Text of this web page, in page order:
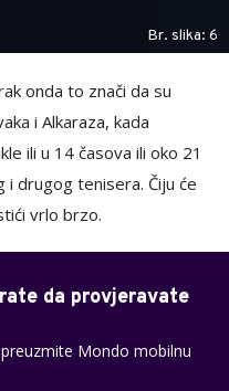
Br. slika: 6
onda to znači da su
i Alkaraza, kada
ili u 14 časova ili oko 21
i drugog tenisera. Čiju će
vrlo brzo.
da provjeravate
Mondo mobilnu